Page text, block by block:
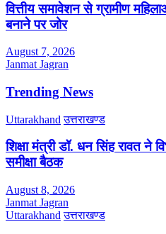
वित्तीय समावेशन से ग्रामीण
बनाने पर जोर
August 7, 2026
Janmat Jagran
Trending News
Uttarakhand उत्तराखण्ड
शिक्षा मंत्री डॉ. धन सिंह रावत ने
समीक्षा बैठक
August 8, 2026
Janmat Jagran
Uttarakhand उत्तराखण्ड